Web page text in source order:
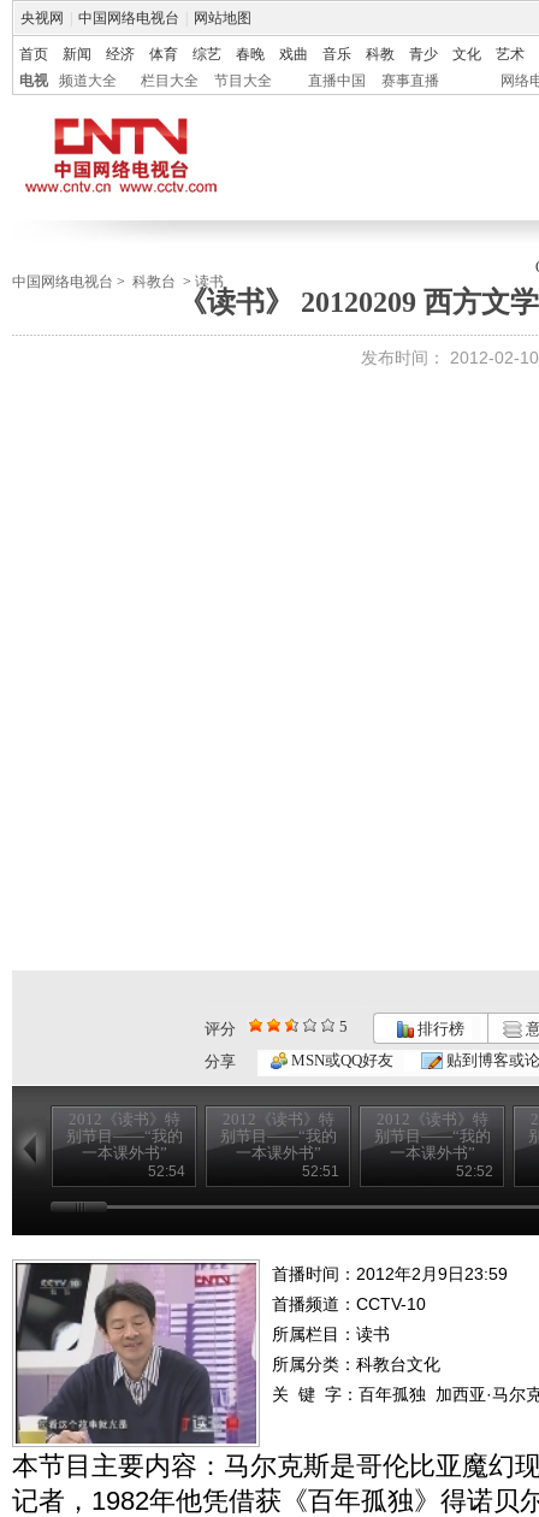
央视网 中国网络电视台 网站地图
首页 新闻 经济 体育 综艺 春晚 戏曲 音乐 科教 青少 文化
艺术
电视
频道大全 栏目大全 节目大全 直播中国 赛事直播 网络
中国网络电视台 > 科教台 > 读书
《读书》 20120209 西方文
发布时间： 2012-02-
评分 5 排行榜
分享
MSN或QQ好友 贴到博客或
2012《读书》特
别节目——“我的
一本课外书”
2012082652:54
2012《读书》特
别节目——“我的
一本课外书”
2012082552:51
2012《读书》特
别节目——“我的
一本课外书”
2012082452:52
首播时间：2012年2月9日23:59
首播频道： CCTV-10
所属栏目： 读书
所属分类：科教台文化
关 键 字： 百年孤独 加西亚·马尔
本节目主要内容：马尔克斯是哥伦比亚魔幻
记者，1982年他凭借获《百年孤独》得诺贝